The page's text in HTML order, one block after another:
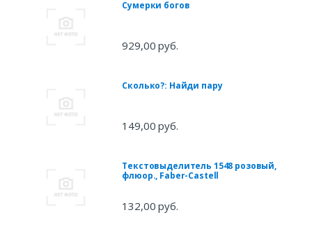
Сумерки богов
929,00 руб.
Сколько?: Найди пару
149,00 руб.
Текстовыделитель 1548 розовый,
флюор., Faber-Castell
132,00 руб.